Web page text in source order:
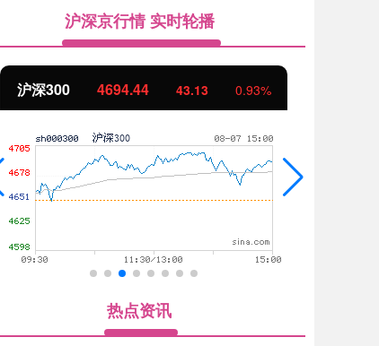
沪深京行情 实时轮播
北证50 1134.24 11.37 1.01%
热点资讯